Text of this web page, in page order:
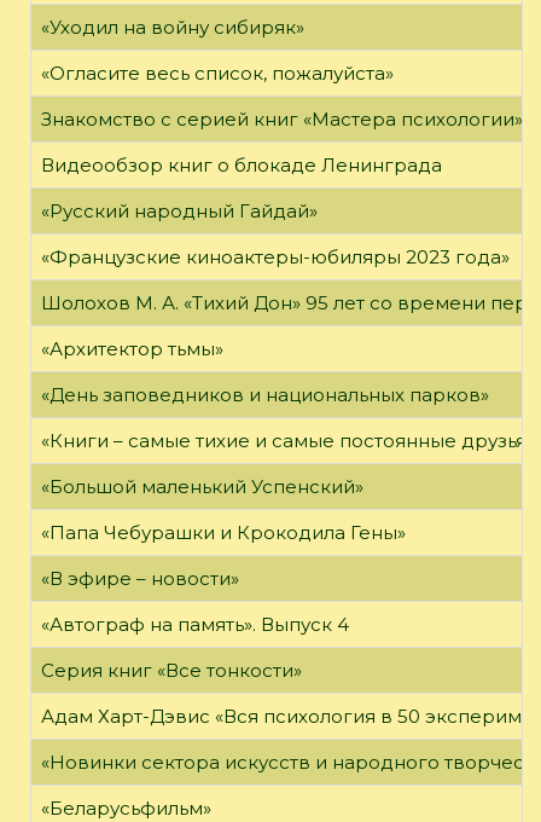
«Уходил на войну сибиряк»
«Огласите весь список, пожалуйста»
Знакомство с серией книг «Мастера психологии»
Видеообзор книг о блокаде Ленинграда
«Русский народный Гайдай»
«Французские киноактеры-юбиляры 2023 года»
Шолохов М. А. «Тихий Дон» 95 лет со времени
«Архитектор тьмы»
«День заповедников и национальных парков»
«Книги – самые тихие и самые постоянные
«Большой маленький Успенский»
«Папа Чебурашки и Крокодила Гены»
«В эфире – новости»
«Автограф на память». Выпуск 4
Серия книг «Все тонкости»
Адам Харт-Дэвис «Вся психология в 50
«Новинки сектора искусств и народного
«Беларусьфильм»